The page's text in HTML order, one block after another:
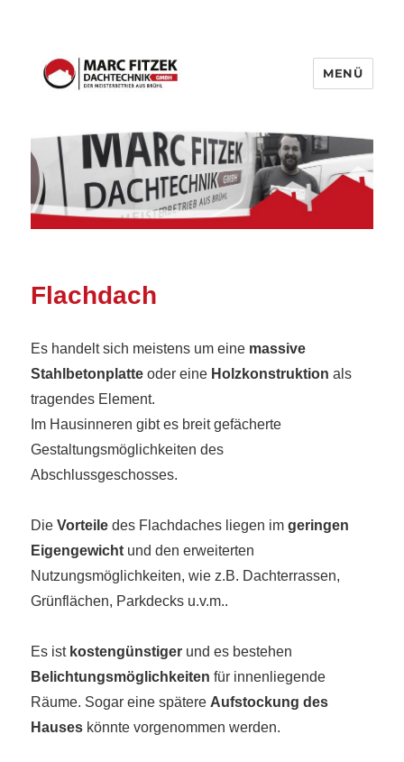
Fitzek Dachtechnik GmbH
MENÜ
Flachdach
Es handelt sich meistens um eine massive
Stahlbetonplatte oder eine Holzkonstruktion als
tragendes Element.
Im Hausinneren gibt es breit gefächerte
Gestaltungsmöglichkeiten des
Abschlussgeschosses.
DieVorteile des Flachdaches liegen imgeringen
Eigengewicht und den erweiterten
Nutzungsmöglichkeiten, wie z.B. Dachterrassen,
Grünflächen, Parkdecks u.v.m..
Es ist kostengünstiger und es bestehen
Belichtungsmöglichkeiten für innenliegende
Räume. Sogar eine spätere Aufstockung des
Hauses könnte vorgenommen werden.